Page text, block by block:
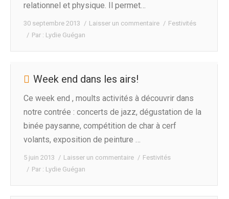
relationnel et physique. Il permet…
30 septembre 2013 Laisser un commentaire
Festivités
Par : Lydie Guégan
Week end dans les airs!
Ce week end , moults activités à découvrir dans
notre contrée : concerts de jazz, dégustation de la
binée paysanne, compétition de char à cerf
volants, exposition de peinture …
5 juin 2013 Laisser un commentaire
Festivités
Par : Lydie Guégan